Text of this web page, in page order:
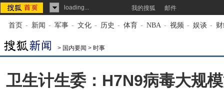
loading... 我的搜狐 邮件
首页 - 新闻 - 军事 - 文化 - 历史 - 体育 - NBA - 视频 - 娱谈 -
> 国内要闻 > 时事
卫生计生委：H7N9病毒大规